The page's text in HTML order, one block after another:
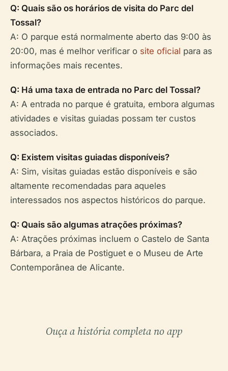
Q: Quais são os horários de visita do Parc del
Tossal?
A: O parque está normalmente aberto das 9:00 às
20:00, mas é melhor verificar o site oficial para as
informações mais recentes.
Q: Há uma taxa de entrada no Parc del Tossal?
A: A entrada no parque é gratuita, embora algumas
atividades e visitas guiadas possam ter custos
associados.
Q: Existem visitas guiadas disponíveis?
A: Sim, visitas guiadas estão disponíveis e são
altamente recomendadas para aqueles
interessados nos aspectos históricos do parque.
Q: Quais são algumas atrações próximas?
A: Atrações próximas incluem o Castelo de Santa
Bárbara, a Praia de Postiguet e o Museu de Arte
Contemporânea de Alicante.
Ouça a história completa no app